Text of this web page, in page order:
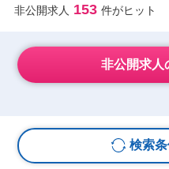
非公開求人 153 件がヒット
非公開求人
検索